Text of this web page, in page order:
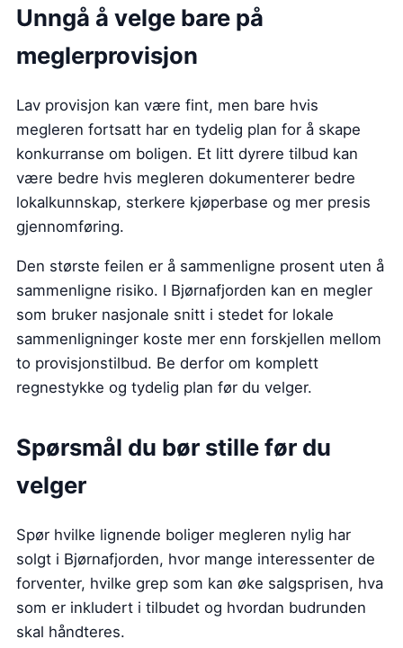
Unngå å velge bare på
meglerprovisjon
Lav provisjon kan være fint, men bare hvis
megleren fortsatt har en tydelig plan for å skape
konkurranse om boligen. Et litt dyrere tilbud kan
være bedre hvis megleren dokumenterer bedre
lokalkunnskap, sterkere kjøperbase og mer presis
gjennomføring.
Den største feilen er å sammenligne prosent uten å
sammenligne risiko. I Bjørnafjorden kan en megler
som bruker nasjonale snitt i stedet for lokale
sammenligninger koste mer enn forskjellen mellom
to provisjonstilbud. Be derfor om komplett
regnestykke og tydelig plan før du velger.
Spørsmål du bør stille før du
velger
Spør hvilke lignende boliger megleren nylig har
solgt i Bjørnafjorden, hvor mange interessenter de
forventer, hvilke grep som kan øke salgsprisen, hva
som er inkludert i tilbudet og hvordan budrunden
skal håndteres.